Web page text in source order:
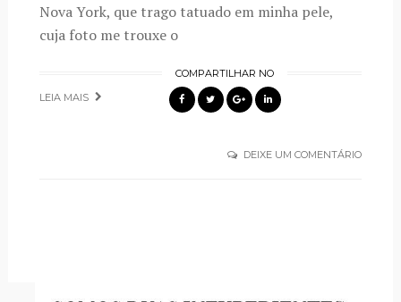
Nova York, que trago tatuado em minha pele,
cuja foto me trouxe o
LEIA MAIS
COMPARTILHAR NO
DEIXE UM COMENTÁRIO